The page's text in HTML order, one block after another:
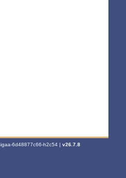
6d48877c66-h2c54 | v26.7.8